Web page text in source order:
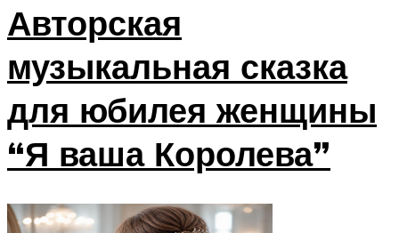
Авторская
музыкальная сказка
для юбилея женщины
“Я ваша Королева”